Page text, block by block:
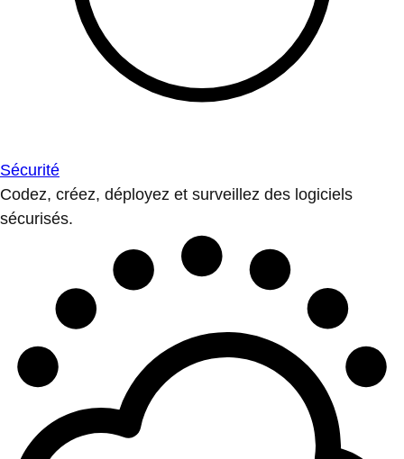
Sécurité
Codez, créez, déployez et surveillez des logiciels
sécurisés.